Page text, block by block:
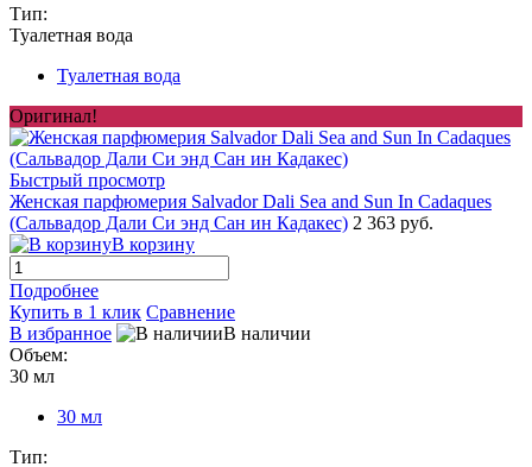
Тип:
Туалетная вода
Туалетная вода
Оригинал!
Быстрый просмотр
Женская парфюмерия Salvador Dali Sea and Sun In Cadaques
(Сальвадор Дали Си энд Сан ин Кадакес) 2 363 руб.
В корзину
Подробнее
Купить в 1 клик Сравнение
В избранное
В наличии
Объем:
30 мл
30 мл
Тип: